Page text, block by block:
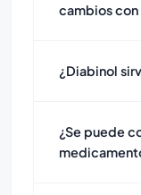
cambios
¿Diabinol
¿Se puede